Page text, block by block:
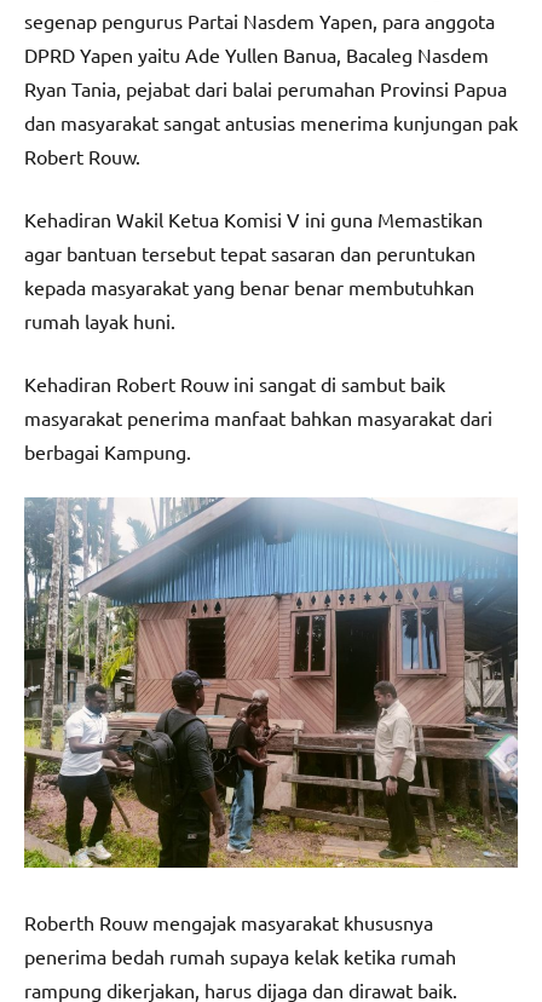
segenap pengurus Partai Nasdem Yapen, para anggota
DPRD Yapen yaitu Ade Yullen Banua, Bacaleg Nasdem
Ryan Tania, pejabat dari balai perumahan Provinsi Papua
dan masyarakat sangat antusias menerima kunjungan pak
Robert Rouw.
Kehadiran Wakil Ketua Komisi V ini guna Memastikan
agar bantuan tersebut tepat sasaran dan peruntukan
kepada masyarakat yang benar benar membutuhkan
rumah layak huni.
Kehadiran Robert Rouw ini sangat di sambut baik
masyarakat penerima manfaat bahkan masyarakat dari
berbagai Kampung.
Roberth Rouw mengajak masyarakat khususnya
penerima bedah rumah supaya kelak ketika rumah
rampung dikerjakan, harus dijaga dan dirawat baik.